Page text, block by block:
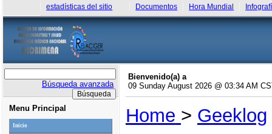
estadísticas del sitio Documentos Hora Mundial
Búsqueda avanzada
Menu Principal
Inicio
Bienvenido(a) a
09 Sunday August 2026 @ 03:34 AM
Home > Geeklog